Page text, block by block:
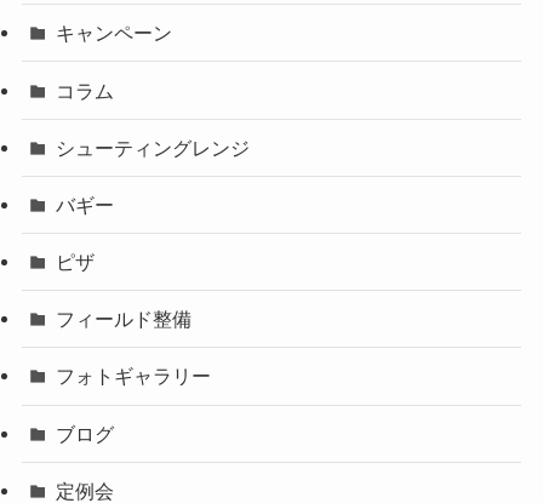
キャンペーン
コラム
シューティングレンジ
バギー
ピザ
フィールド整備
フォトギャラリー
ブログ
定例会